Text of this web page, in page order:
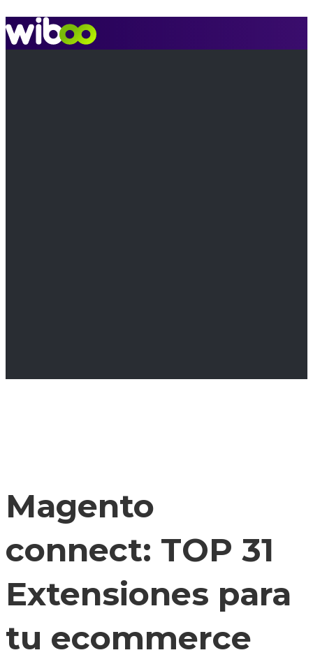
Magento
connect: TOP 31
Extensiones para
tu ecommerce